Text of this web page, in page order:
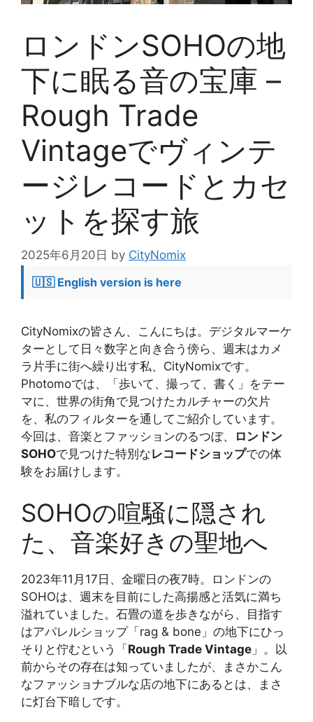
ロンドンSOHOの地
下に眠る音の宝庫 –
Rough Trade
Vintageでヴィンテ
ージレコードとカセ
ットを探す旅
2025年6月20日 by CityNomix
🇺🇸 English version is here
CityNomixの皆さん、こんにちは。デジタルマーケ
ターとして日々数字と向き合う傍ら、週末はカメ
ラ片手に街へ繰り出す私、CityNomixです。
Photomoでは、「歩いて、撮って、書く」をテー
マに、世界の街角で見つけたカルチャーの欠片
を、私のフィルターを通してご紹介しています。
今回は、音楽とファッションのるつぼ、
ロンドン
SOHOで見つけた特別なレコードショップでの体
験をお届けします。
SOHOの喧騒に隠され
た、音楽好きの聖地へ
2023年11月17日、金曜日の夜7時。ロンドンの
SOHOは、週末を目前にした高揚感と活気に満ち
溢れていました。石畳の道を歩きながら、目指す
はアパレルショップ「rag & bone」の地下にひっ
そりと佇むという「 Rough Trade Vintage 」。以
前からその存在は知っていましたが、まさかこん
なファッショナブルな店の地下にあるとは、まさ
に灯台下暗しです。